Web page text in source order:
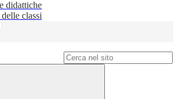
didattiche
classi